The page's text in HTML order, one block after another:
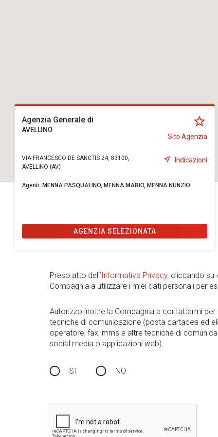
Agenzia Generale di
AVELLINO
Sito Agenzia
VIA FRANCESCO DE SANCTIS 24, 83100,
AVELLINO (AV)
Indicazioni
Agenti: MENNA PASQUALINO, MENNA MARIO, MENNA NUNZIO
AGENZIA SELEZIONATA
Preso atto dell’Informativa Privacy, cliccando su
Compagnia a utilizzare i miei dati personali per
Autorizzo inoltre la Compagnia a contattarmi
tecniche di comunicazione (posta cartacea ed
operatore, fax, mms e altre tecniche di
social media o applicazioni web).
SI NO